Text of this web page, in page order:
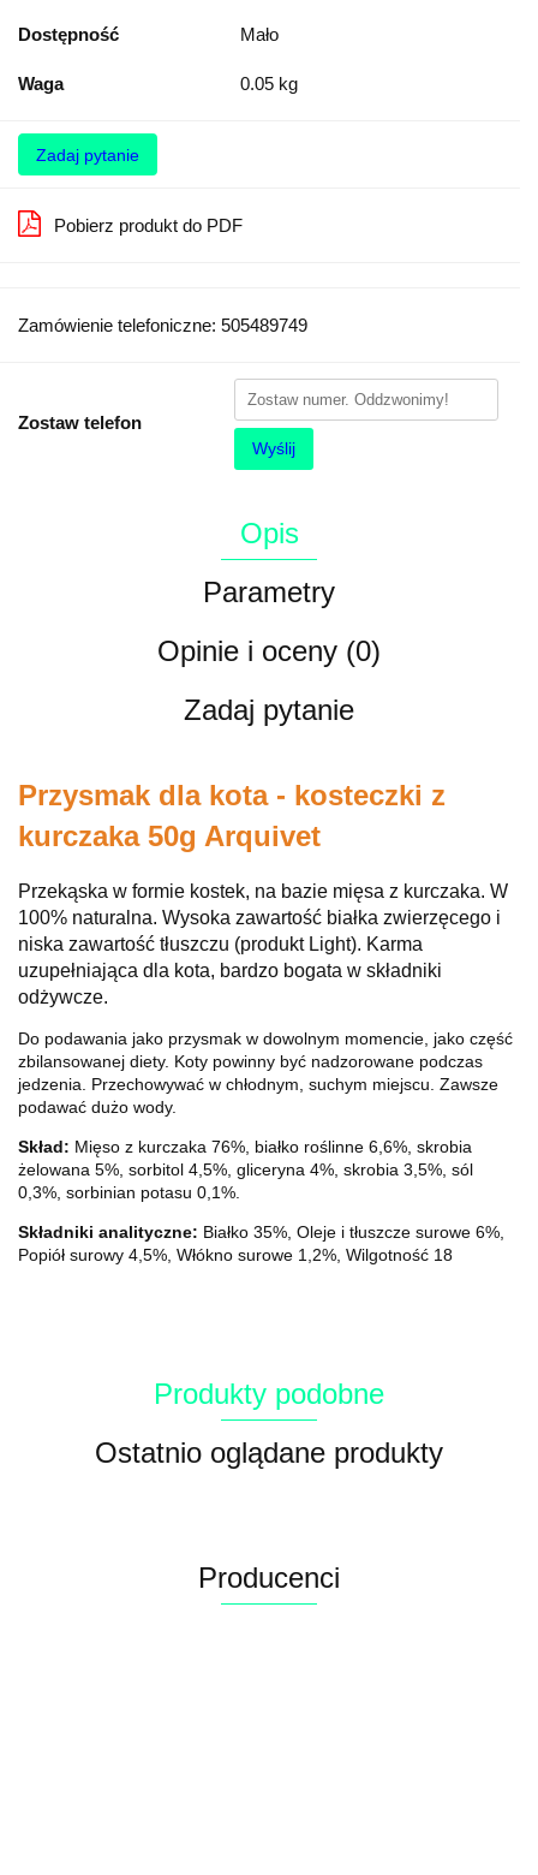
Dostępność Mało
Waga 0.05 kg
Zadaj pytanie
Pobierz produkt do PDF
Zamówienie telefoniczne: 505489749
Zostaw telefon
Wyślij
Opis
Parametry
Opinie i oceny (0)
Zadaj pytanie
Przysmak dla kota - kosteczki z
kurczaka 50g Arquivet
Przekąska w formie kostek, na bazie mięsa z kurczaka. W
100% naturalna. Wysoka zawartość białka zwierzęcego i
niska zawartość tłuszczu (produkt Light). Karma
uzupełniająca dla kota, bardzo bogata w składniki
odżywcze.
Do podawania jako przysmak w dowolnym momencie, jako część
zbilansowanej diety. Koty powinny być nadzorowane podczas
jedzenia. Przechowywać w chłodnym, suchym miejscu. Zawsze
podawać dużo wody.
Skład: Mięso z kurczaka 76%, białko roślinne 6,6%, skrobia
żelowana 5%, sorbitol 4,5%, gliceryna 4%, skrobia 3,5%, sól
0,3%, sorbinian potasu 0,1%.
Składniki analityczne: Białko 35%, Oleje i tłuszcze surowe 6%,
Popiół surowy 4,5%, Włókno surowe 1,2%, Wilgotność 18
Produkty podobne
Ostatnio oglądane produkty
Producenci